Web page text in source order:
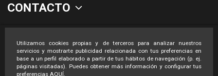
Utilizamos cookies propias y de terceros para analizar nuestros
servicios y mostrarte publicidad relacionada con tus preferencias en
base a un perfil elaborado a partir de tus hábitos de navegación (p. ej.
páginas visitadas). Puedes obtener más información y configurar tus
preferencias AQUÍ.
CONTACTO